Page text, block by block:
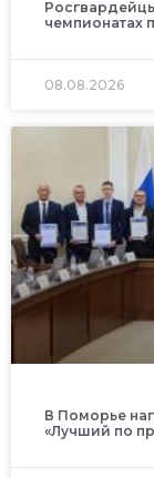
чемпионатах
08.08.2026
В Поморье
«Лучший по